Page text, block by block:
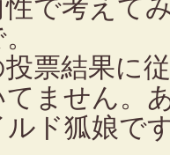
で考えて
票結果に
てません。
ド狐娘で